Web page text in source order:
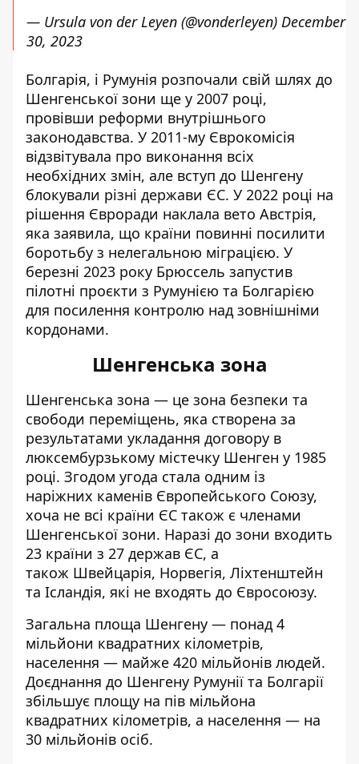
— Ursula von der Leyen (@vonderleyen) December
30, 2023
Болгарія, і Румунія розпочали свій шлях до
Шенгенської зони ще у 2007 році,
провівши реформи внутрішнього
законодавства. У 2011-му Єврокомісія
відзвітувала про виконання всіх
необхідних змін, але вступ до Шенгену
блокували різні держави ЄС. У 2022 році на
рішення Євроради наклала вето Австрія,
яка заявила, що країни повинні посилити
боротьбу з нелегальною міграцією. У
березні 2023 року Брюссель запустив
пілотні проєкти з Румунією та Болгарією
для посилення контролю над зовнішніми
кордонами.
Шенгенська зона
Шенгенська зона — це зона безпеки та
свободи переміщень, яка створена за
результатами укладання договору в
люксембурзькому містечку Шенген у 1985
році. Згодом угода стала одним із
наріжних каменів Європейського Союзу,
хоча не всі країни ЄС також є членами
Шенгенської зони. Наразі до зони входить
23 країни з 27 держав ЄС, а
також Швейцарія, Норвегія, Ліхтенштейн
та Ісландія, які не входять до Євросоюзу.
Загальна площа Шенгену — понад 4
мільйони квадратних кілометрів,
населення — майже 420 мільйонів людей.
Доєднання до Шенгену Румунії та Болгарії
збільшує площу на пів мільйона
квадратних кілометрів, а населення — на
30 мільйонів осіб.